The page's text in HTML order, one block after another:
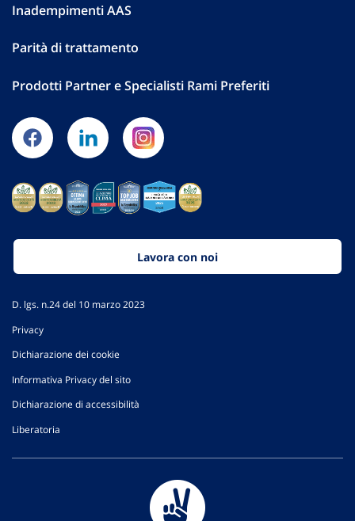
Inadempimenti AAS
Parità di trattamento
Prodotti Partner e Specialisti Rami Preferiti
Lavora con noi
D. lgs. n.24 del 10 marzo 2023
Privacy
Dichiarazione dei cookie
Informativa Privacy del sito
Dichiarazione di accessibilità
Liberatoria